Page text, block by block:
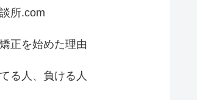
所.com
正を始めた理由
る人、負ける人